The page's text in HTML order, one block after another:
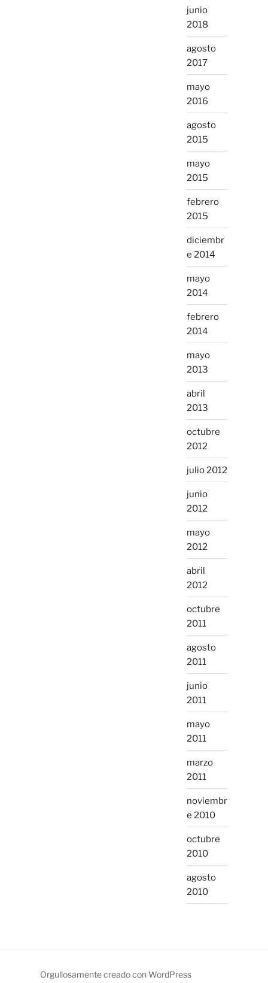
junio
2018
agosto
2017
mayo
2016
agosto
2015
mayo
2015
febrero
2015
diciembr
e 2014
mayo
2014
febrero
2014
mayo
2013
abril
2013
octubre
2012
julio 2012
junio
2012
mayo
2012
abril
2012
octubre
2011
agosto
2011
junio
2011
mayo
2011
marzo
2011
noviembr
e 2010
octubre
2010
agosto
2010
Orgullosamente creado con WordPress